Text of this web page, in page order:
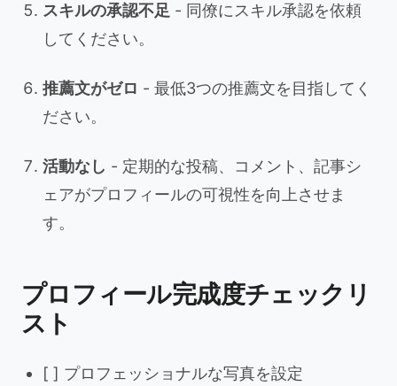
スキルの承認不足 - 同僚にスキル承認を依頼
してください。
推薦文がゼロ - 最低3つの推薦文を目指してく
ださい。
活動なし - 定期的な投稿、コメント、記事シ
ェアがプロフィールの可視性を向上させま
す。
プロフィール完成度チェックリ
スト
[ ] プロフェッショナルな写真を設定